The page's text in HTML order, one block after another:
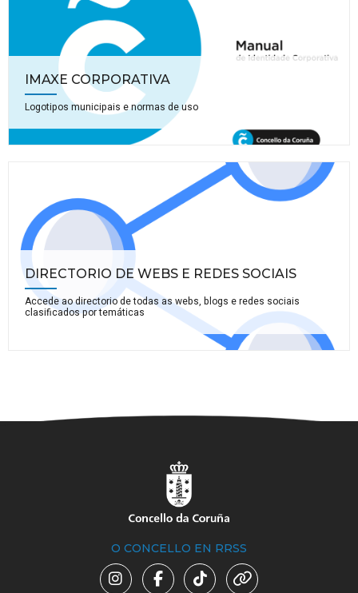
IMAXE CORPORATIVA
Logotipos municipais e normas de uso
DIRECTORIO DE WEBS E REDES SOCIAIS
Accede ao directorio de todas as webs, blogs e redes sociais
clasificados por temáticas
O CONCELLO EN RRSS